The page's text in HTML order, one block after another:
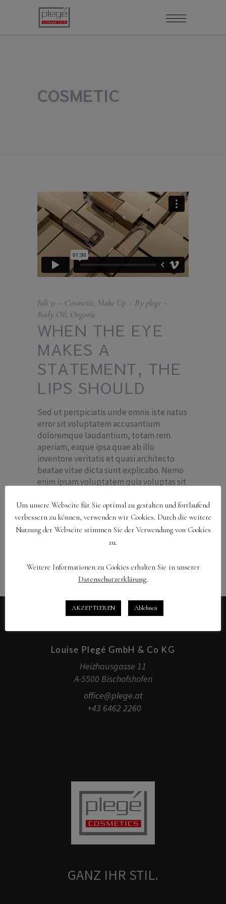
COSMETIC
Juli 31 Cosmetic, Make Up By plege
Body Oil, Organic
WHEN THE EYE
MAKES A
STATEMENT, THE
LIPS SHOULD
Sed ut perspiciatis unde omnis iste natus
error sit voluptatem accusantium
doloremque laudantium, totam rem
aperiam, eaque ipsa quae ab illo
inventore veritatis et quasi architecto
beatae vitae dicta sunt explicabo. Nemo
enim ipsam voluptatem quia voluptas sit
Louise Plegé GmbH & Co KG
Heizhausgasse 11
A-5500 Bischofshofen
office@plege.at
+43 6462 2260
GANZ IHR STIL.
Um unsere Webseite für Sie optimal zu gestalten und fortlaufend
verbessern zu können, verwenden wir Cookies. Durch die weitere
Nutzung der Webseite stimmen Sie der Verwendung von Cookies
zu.
Weitere Informationen zu Cookies erhalten Sie in unserer
Datenschutzerklärung.
AKZEPTIEREN Ablehnen